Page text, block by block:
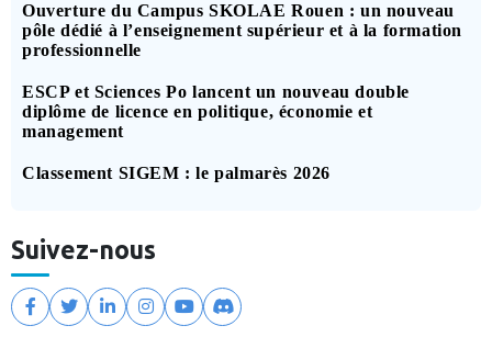
Ouverture du Campus SKOLAE Rouen : un nouveau
pôle dédié à l’enseignement supérieur et à la formation
professionnelle
ESCP et Sciences Po lancent un nouveau double
diplôme de licence en politique, économie et
management
Classement SIGEM : le palmarès 2026
Suivez-nous